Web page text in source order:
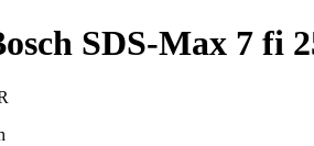
SDS-Max 7 fi